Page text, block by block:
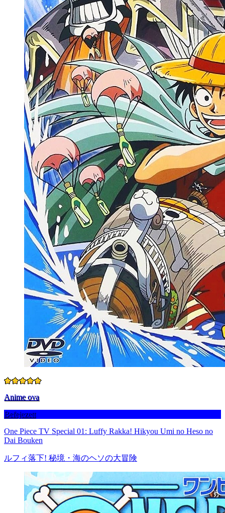
Anime ova
Befejezett
One Piece TV Special 01: Luffy Rakka! Hikyou Umi no Heso no
Dai Bouken
ルフィ落下! 秘境・海のヘソの大冒険